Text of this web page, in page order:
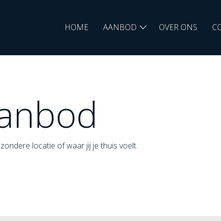
HOME AANBOD OVER ONS
locatie of waar jij je thuis voelt.